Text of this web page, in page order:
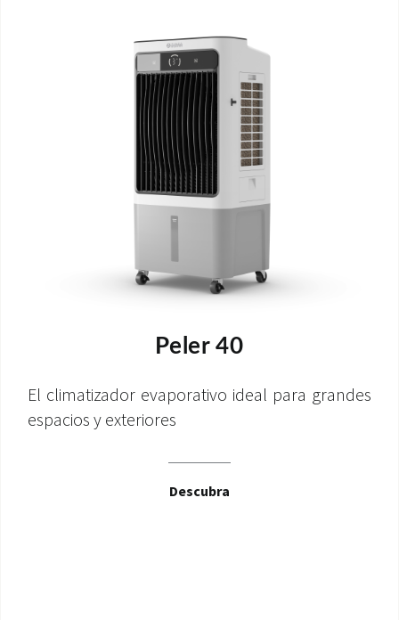
Peler 40
El climatizador evaporativo ideal para grandes
espacios y exteriores
Descubra